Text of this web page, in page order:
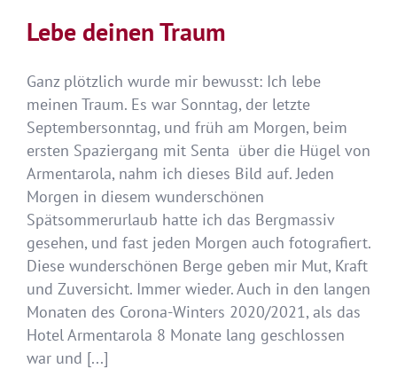
Lebe deinen Traum
Ganz plötzlich wurde mir bewusst: Ich lebe
meinen Traum. Es war Sonntag, der letzte
Septembersonntag, und früh am Morgen, beim
ersten Spaziergang mit Senta über die Hügel von
Armentarola, nahm ich dieses Bild auf. Jeden
Morgen in diesem wunderschönen
Spätsommerurlaub hatte ich das Bergmassiv
gesehen, und fast jeden Morgen auch fotografiert.
Diese wunderschönen Berge geben mir Mut, Kraft
und Zuversicht. Immer wieder. Auch in den langen
Monaten des Corona-Winters 2020/2021, als das
Hotel Armentarola 8 Monate lang geschlossen
war und [...]